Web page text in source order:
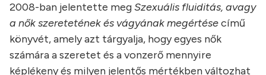
2008-ban jelentette megSzexuális fluiditás, avagy
a nők szeretetének és vágyának megértésecímű
könyvét, amely azt tárgyalja, hogy egyes nők
számára a szeretet és a vonzerő mennyire
képlékeny és milyen jelentős mértékben változhat